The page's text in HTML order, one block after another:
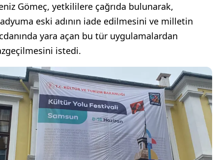
Gömeç, yetkililere çağrıda bulunarak,
eski adının iade edilmesini ve milletin
yara açan bu tür uygulamalardan
istedi.